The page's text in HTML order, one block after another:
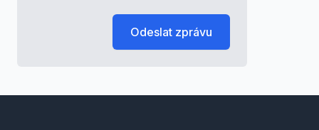
Odeslat zprávu